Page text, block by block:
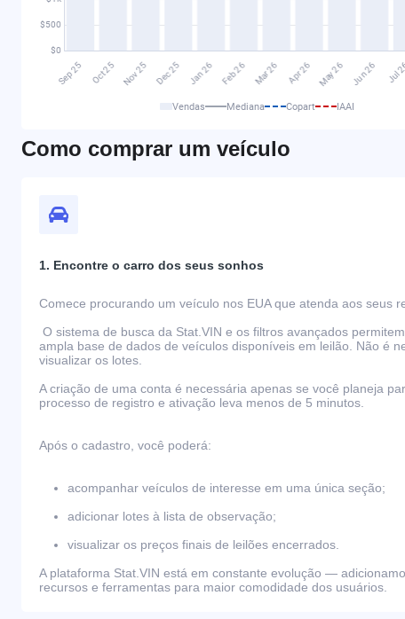
Vendas Mediana Copart IAAI
Como comprar um veículo
1. Encontre o carro dos seus sonhos
Comece procurando um veículo nos EUA que atenda aos seus
O sistema de busca da Stat.VIN e os filtros avançados
ampla base de dados de veículos disponíveis em leilão. Não é
visualizar os lotes.
A criação de uma conta é necessária apenas se você planeja
processo de registro e ativação leva menos de 5 minutos.
Após o cadastro, você poderá:
acompanhar veículos de interesse em uma única seção;
adicionar lotes à lista de observação;
visualizar os preços finais de leilões encerrados.
A plataforma Stat.VIN está em constante evolução —
recursos e ferramentas para maior comodidade dos usuários.